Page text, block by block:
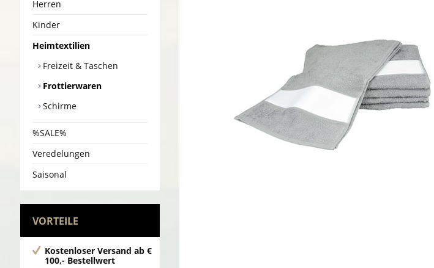
Herren
Kinder
Heimtextilien
Freizeit & Taschen
Frottierwaren
Schirme
%SALE%
Veredelungen
Saisonal
VORTEILE
Kostenloser Versand ab €
100,- Bestellwert